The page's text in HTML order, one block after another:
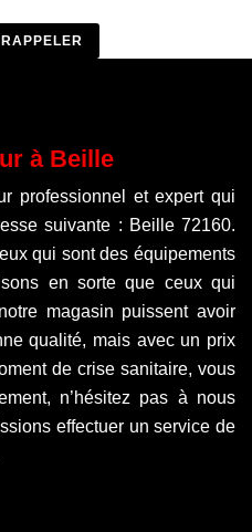
à Beille
professionnel et expert qui
suivante : Beille 72160.
qui sont des équipements
en sorte que ceux qui
magasin puissent avoir
qualité, mais avec un prix
de crise sanitaire, vous
n’hésitez pas à nous
effectuer un service de